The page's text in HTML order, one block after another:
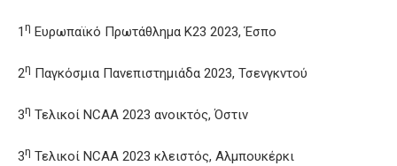
1 η Ευρωπαϊκό Πρωτάθλημα Κ23 2023, Έσπο
2η Παγκόσμια Πανεπιστημιάδα 2023, Τσενγκντού
3η Τελικοί NCAA 2023 ανοικτός, Όστιν
3η Τελικοί NCAA 2023 κλειστός, Αλμπουκέρκι